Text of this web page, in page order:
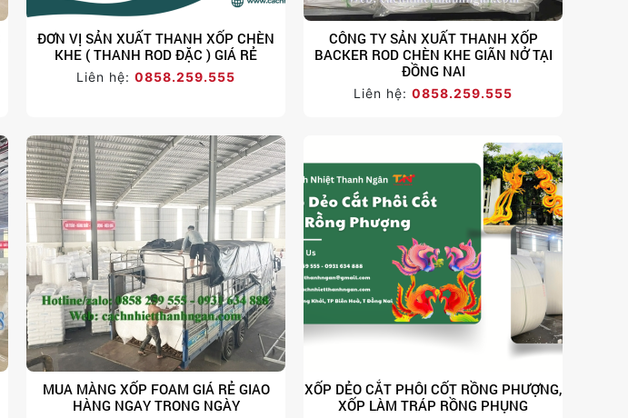
ĐƠN VỊ SẢN XUẤT THANH XỐP CHÈN
KHE ( THANH ROD ĐẶC ) GIÁ RẺ
Liên hệ: 0858.259.555
CÔNG TY SẢN XUẤT THANH XỐP
BACKER ROD CHÈN KHE GIÃN NỞ TẠI
ĐỒNG NAI
Liên hệ: 0858.259.555
MUA MÀNG XỐP FOAM GIÁ RẺ GIAO
HÀNG NGAY TRONG NGÀY
XỐP DẺO CẮT PHÔI CỐT RỒNG PHƯỢNG,
XỐP LÀM TRÁP RỒNG PHỤNG